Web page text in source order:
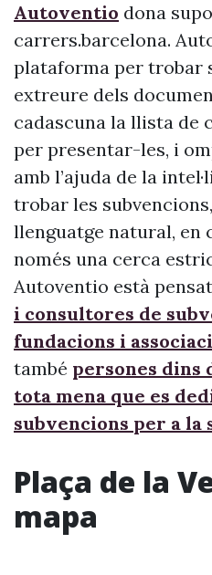
Autoventio dona
carrers.barcelona.
plataforma per trobar
extreure dels
cadascuna la llista de
per presentar-les, i
amb l’ajuda de la
trobar les
llenguatge natural, en
només una cerca
Autoventio està
i consultores de
fundacions i
també persones dins
tota mena que es
subvencions per a la
Plaça de la
mapa